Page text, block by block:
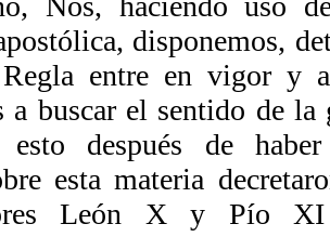
disponemos,
entre en vigor y
a buscar el sentido de
esto después de haber
esta materia
León X y Pío